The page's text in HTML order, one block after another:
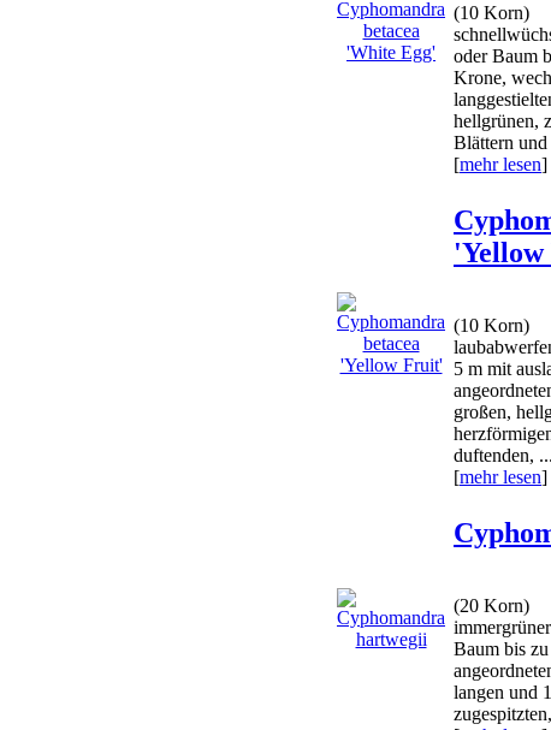
(10 Korn)
oder Baum
Krone,
hellgrünen,
Blättern
[mehr lesen]
(10 Korn)
5 m mit
großen,
duftenden, ...
[mehr lesen]
(20 Korn)
Baum bis
langen und